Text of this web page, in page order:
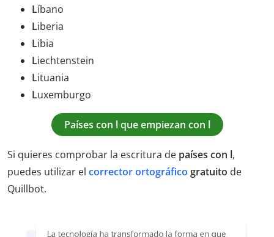
Líbano
Liberia
Libia
Liechtenstein
Lituania
Luxemburgo
Países con l que empiezan con l
Si quieres comprobar la escritura de países con l,
puedes utilizar el corrector ortográfico gratuito de
Quillbot.